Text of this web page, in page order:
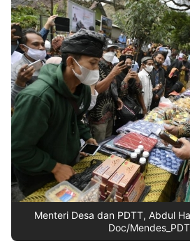
Partner
Insight
NTB
Suara
Time
Lens
IDN
Daily
Jogja
Jalan
Rakyat
Idealita
News
Kita
Notice
Radar
Baru
Seedbacklink
Menteri Desa dan PDTT, Abdul
Doc/